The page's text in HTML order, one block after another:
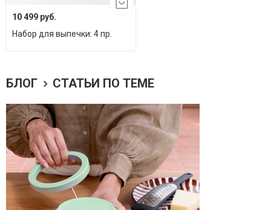
10 499 руб.
Набор для выпечки: 4 пр.
БЛОГ СТАТЬИ ПО ТЕМЕ